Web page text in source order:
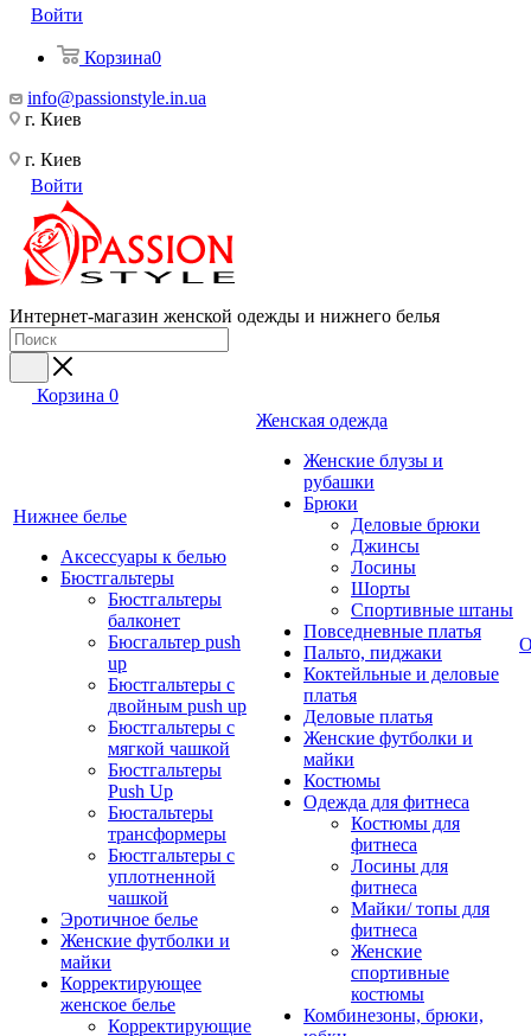
Войти
Корзина0
info@passionstyle.in.ua
г. Киев
г. Киев
Войти
Интернет-магазин женской одежды и нижнего белья
Корзина 0
Нижнее белье
Аксессуары к белью
Бюстгальтеры
Бюстгальтеры
балконет
Бюсгальтер push
up
Бюстгальтеры с
двойным push up
Бюстгальтеры с
мягкой чашкой
Бюстгальтеры
Push Up
Бюстальтеры
трансформеры
Бюстгальтеры с
уплотненной
чашкой
Эротичное белье
Женские футболки и
майки
Корректирующее
женское белье
Корректирующие
Женская одежда
Женские блузы и
рубашки
Брюки
Деловые брюки
Джинсы
Лосины
Шорты
Спортивные штаны
Повседневные платья
Пальто, пиджаки
Коктейльные и деловые
платья
Деловые платья
Женские футболки и
майки
Костюмы
Одежда для фитнеса
Костюмы для
фитнеса
Лосины для
фитнеса
Майки/ топы для
фитнеса
Женские
спортивные
костюмы
Комбинезоны, брюки,